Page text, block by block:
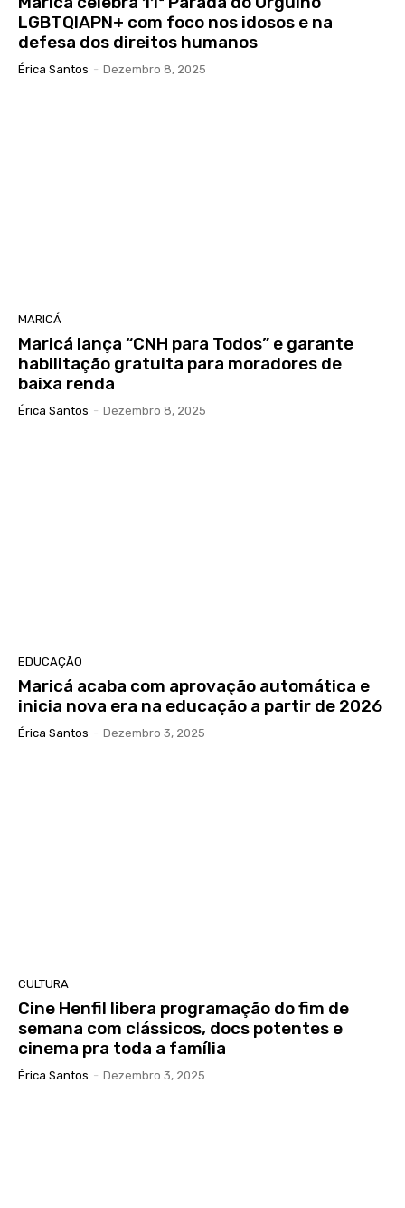
LGBTQIAPN+ com foco nos idosos e na
defesa dos direitos humanos
Érica Santos - Dezembro 8, 2025
MARICÁ
Maricá lança “CNH para Todos” e garante
habilitação gratuita para moradores de
baixa renda
Érica Santos - Dezembro 8, 2025
EDUCAÇÃO
Maricá acaba com aprovação automática e
inicia nova era na educação a partir de 2026
Érica Santos - Dezembro 3, 2025
CULTURA
Cine Henfil libera programação do fim de
semana com clássicos, docs potentes e
cinema pra toda a família
Érica Santos - Dezembro 3, 2025